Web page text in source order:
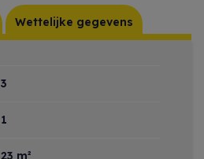
Wettelijke gegevens
3
1
23 m²